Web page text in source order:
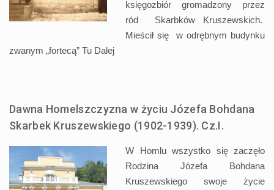
księgozbiór gromadzony przez
ród Skarbków Kruszewskich.
Mieścił się w odrębnym budynku
zwanym „fortecą” Tu Dalej
Dawna Homelszczyzna w życiu Józefa Bohdana
Skarbek Kruszewskiego (1902-1939). Cz.I.
W Homlu wszystko się zaczęło
Rodzina Józefa Bohdana
Kruszewskiego swoje życie